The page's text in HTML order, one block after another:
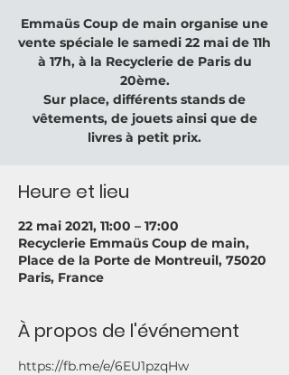
Emmaüs Coup de main organise une
vente spéciale le samedi 22 mai de 11h
à 17h, à la Recyclerie de Paris du
20ème.
Sur place, différents stands de
vêtements, de jouets ainsi que de
livres à petit prix.
Heure et lieu
22 mai 2021, 11:00 – 17:00
Recyclerie Emmaüs Coup de main,
Place de la Porte de Montreuil, 75020
Paris, France
À propos de l'événement
https://fb.me/e/6EU1pzqHw